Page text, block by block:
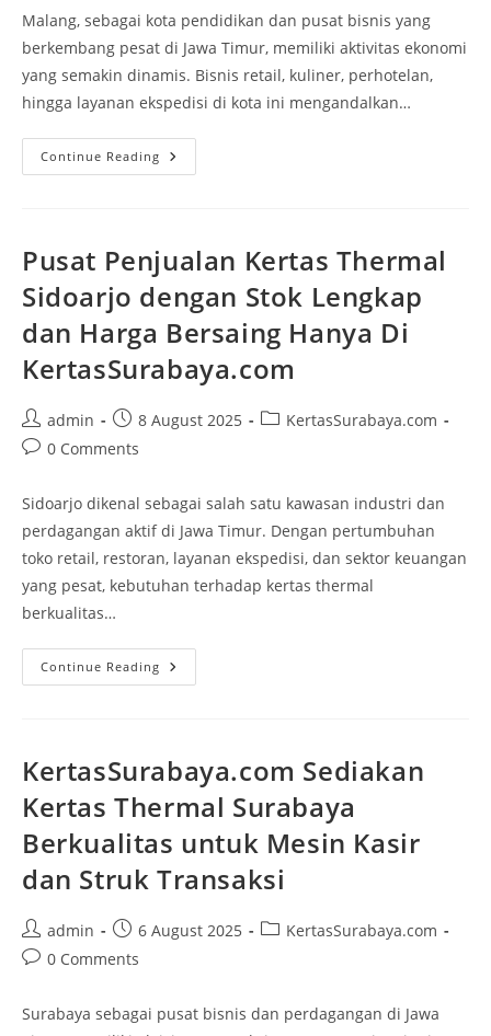
Malang, sebagai kota pendidikan dan pusat bisnis yang
berkembang pesat di Jawa Timur, memiliki aktivitas ekonomi
yang semakin dinamis. Bisnis retail, kuliner, perhotelan,
hingga layanan ekspedisi di kota ini mengandalkan…
Continue Reading
Pusat Penjualan Kertas Thermal
Sidoarjo dengan Stok Lengkap
dan Harga Bersaing Hanya Di
KertasSurabaya.com
admin 8 August 2025
KertasSurabaya.com
0 Comments
Sidoarjo dikenal sebagai salah satu kawasan industri dan
perdagangan aktif di Jawa Timur. Dengan pertumbuhan
toko retail, restoran, layanan ekspedisi, dan sektor keuangan
yang pesat, kebutuhan terhadap kertas thermal
berkualitas…
Continue Reading
KertasSurabaya.com Sediakan
Kertas Thermal Surabaya
Berkualitas untuk Mesin Kasir
dan Struk Transaksi
admin 6 August 2025
KertasSurabaya.com
0 Comments
Surabaya sebagai pusat bisnis dan perdagangan di Jawa